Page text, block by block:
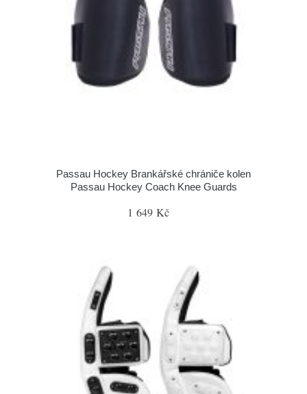
Passau Hockey Brankářské chrániče kolen
Passau Hockey Coach Knee Guards
1 649 Kč